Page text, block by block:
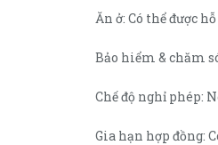
Ăn ở: Có thể được
Bảo hiểm & chăm
Chế độ nghỉ phép:
Gia hạn hợp đồng: